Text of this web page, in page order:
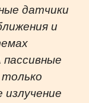
датчики
и